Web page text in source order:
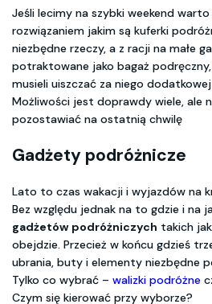
Jeśli lecimy na szybki weekend
rozwiązaniem jakim są kuferki
niezbędne rzeczy, a z racji na małe
potraktowane jako bagaż
musieli uiszczać za niego
Możliwości jest doprawdy wiele, ale
pozostawiać na ostatnią chwilę
Gadżety podróżnicze
Lato to czas wakacji i wyjazdów na
Bez względu jednak na to gdzie i na
gadżetów podróżniczych takich
obejdzie. Przecież w końcu gdzieś
ubrania, buty i elementy niezbędne
Tylko co wybrać – walizki podróżne
Czym się kierować przy wyborze?